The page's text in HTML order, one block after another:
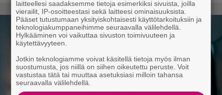
laitteellesi saadaksemme tietoja esimerkiksi sivuista, joilla
vierailit, IP-osoitteestasi sekä laitteesi ominaisuuksista.
Pääset tutustumaan yksityiskohtaisesti käyttötarkoituksiin ja
teknologiakumppaneihimme seuraavalla välilehdellä.
Hylkääminen voi vaikuttaa sivuston toimivuuteen ja
käytettävyyteen.
Jotkin teknologiamme voivat käsitellä tietoja myös ilman
suostumusta, jos niillä on siihen oikeutettu peruste. Voit
vastustaa tätä tai muuttaa asetuksiasi milloin tahansa
seuraavalla välilehdellä.